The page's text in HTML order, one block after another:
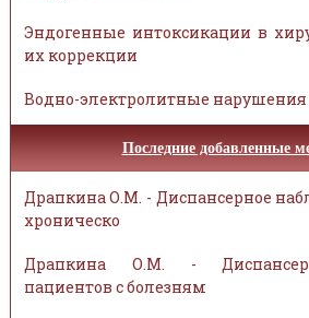
Эндогенные интоксикации в
их коррекции
Водно-электролитные нарушения
Последние добавленные
Драпкина О.М. - Диспансерное
хроническо
Драпкина О.М. -
пациентов с болезням